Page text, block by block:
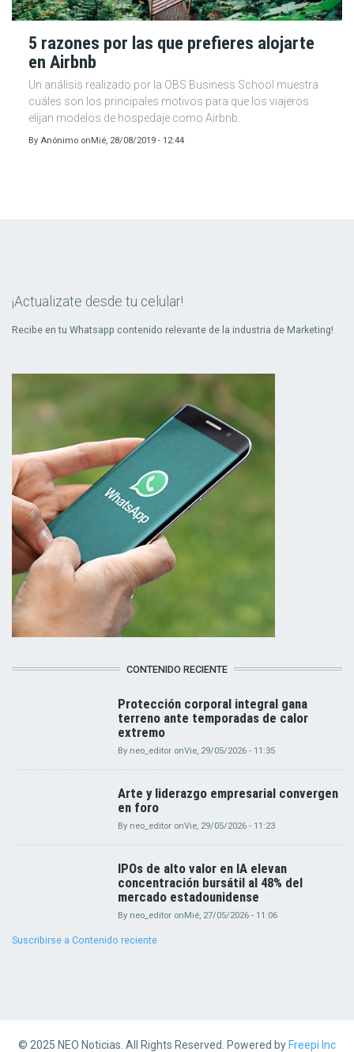
5 razones por las que prefieres alojarte
en Airbnb
Un análisis realizado por la OBS Business School muestra
cuáles son los principales motivos para que los viajeros
elijan modelos de hospedaje como Airbnb.
By Anónimo on Mié, 28/08/2019 - 12:44
¡Actualizate desde tu celular!
Recibe en tu Whatsapp contenido relevante de la industria de Marketing!
CONTENIDO RECIENTE
Protección corporal integral gana
terreno ante temporadas de calor
extremo
By neo_editor onVie, 29/05/2026 - 11:35
Arte y liderazgo empresarial convergen
en foro
By neo_editor onVie, 29/05/2026 - 11:23
IPOs de alto valor en IA elevan
concentración bursátil al 48% del
mercado estadounidense
By neo_editor on Mié, 27/05/2026 - 11:06
Suscribirse a Contenido reciente
© 2025 NEO Noticias. All Rights Reserved. Powered by Freepi Inc